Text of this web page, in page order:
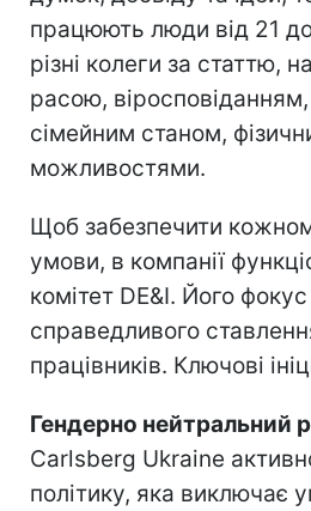
працюють люди від 21
різні колеги за статтю,
расою,
сімейним станом,
можливостями.
Щоб забезпечити
умови, в компанії
комітет DE&I. Його
справедливого
працівників. Ключові
Гендерно нейтральний
Carlsberg Ukraine
політику, яка виключає